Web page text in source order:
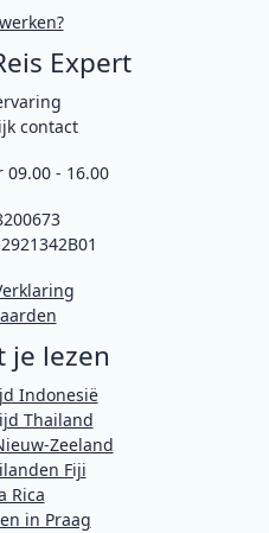
Expert
contact
09.00 - 16.00
je lezen
Indonesië
Thailand
Zeeland
Fiji
Rica
in Praag